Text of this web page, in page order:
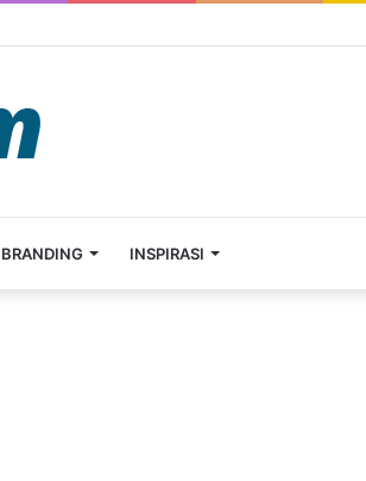
BRANDING INSPIRASI